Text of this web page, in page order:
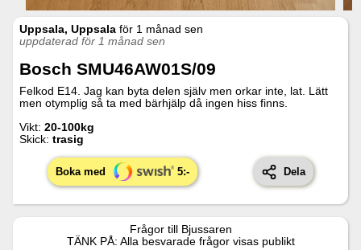
Uppsala, Uppsala för 1 månad sen
uppdaterad för 1 månad sen
Bosch SMU46AW01S/09
Felkod E14. Jag kan byta delen själv men orkar inte, lat. Lätt
men otymplig så ta med bärhjälp då ingen hiss finns.
Vikt: 20-100kg
Skick: trasig
Boka med 5:- Dela
Frågor till Bjussaren
TÄNK PÅ: Alla besvarade frågor visas publikt